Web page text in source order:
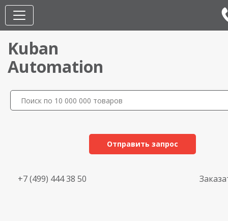
Kuban
Automation
Отправить запрос
+7 (499) 444 38 50